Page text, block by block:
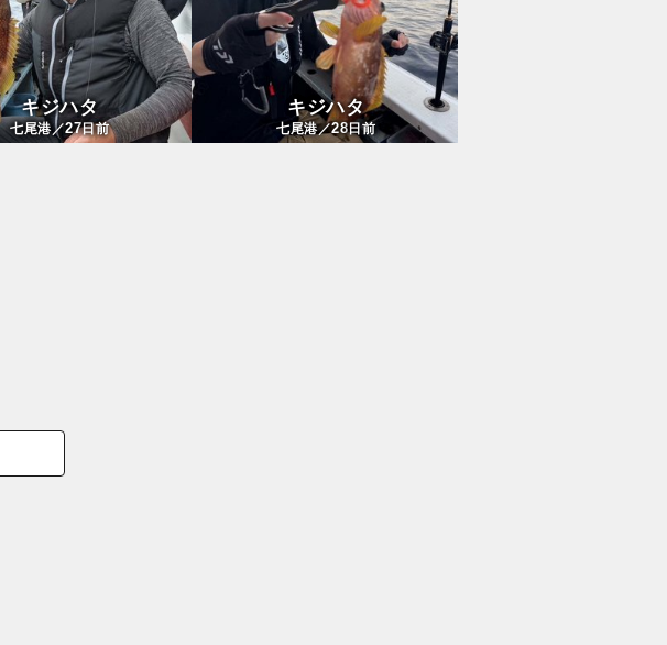
キジハタ
七尾港／27日前
キジハタ
七尾港／28日前